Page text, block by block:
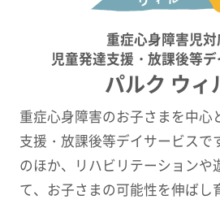
重症心身障害児
児童発達支援・放課後等
パルク ウィ
重症心身障害のお子さまを中心
支援・放課後等デイサービスで
のほか、リハビリテーションや
て、お子さまの可能性を伸ばし